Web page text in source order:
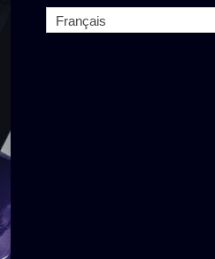
Français